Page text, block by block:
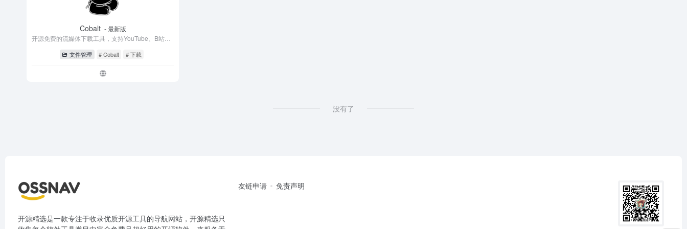
Cobalt - 最新版
文件管理 # Cobalt # 下载
没有了
开源精选是一款专注于收录优质开源工具的导航网站，开源精选只
友链申请 免责声明